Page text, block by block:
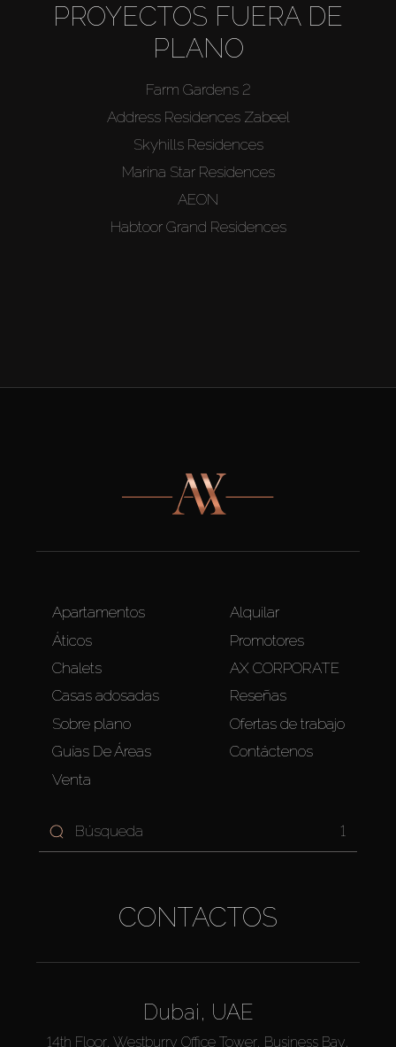
PROYECTOS FUERA DE
PLANO
Farm Gardens 2
Address Residences Zabeel
Skyhills Residences
Marina Star Residences
AEON
Habtoor Grand Residences
Apartamentos
Áticos
Chalets
Casas adosadas
Sobre plano
Guías De Áreas
Venta
Alquilar
Promotores
AX CORPORATE
Reseñas
Ofertas de trabajo
Contáctenos
1
CONTACTOS
Dubai, UAE
14th Floor, Westburry Office Tower, Business Bay,